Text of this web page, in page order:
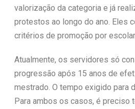
valorização da categoria e já
protestos ao longo do ano. Eles
critérios de promoção por
Atualmente, os servidores só
progressão após 15 anos de
mestrado. O tempo exigido para
Para ambos os casos, é preciso